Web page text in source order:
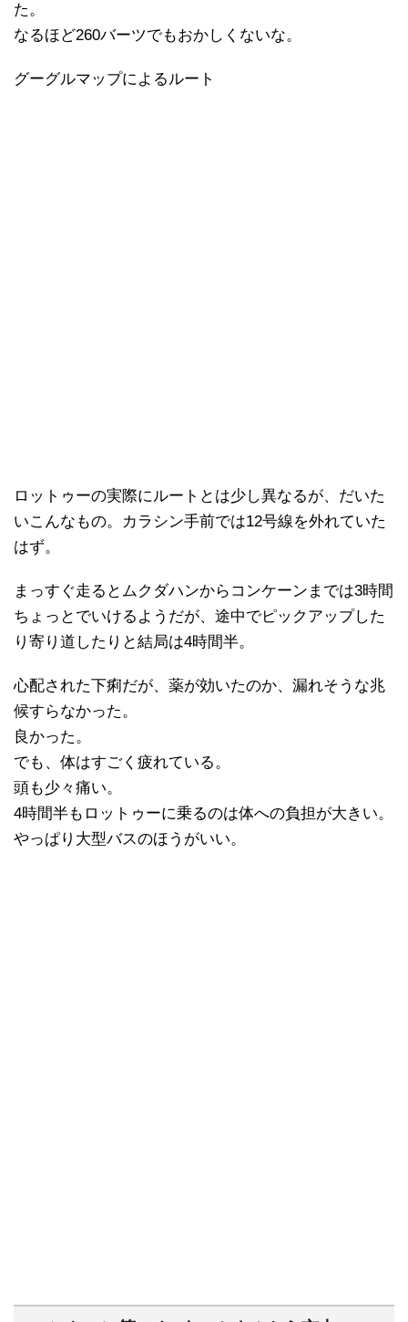
た。
なるほど260バーツでもおかしくないな。
グーグルマップによるルート
ロットゥーの実際にルートとは少し異なるが、だいた
いこんなもの。カラシン手前では12号線を外れていた
はず。
まっすぐ走るとムクダハンからコンケーンまでは3時間
ちょっとでいけるようだが、途中でピックアップした
り寄り道したりと結局は4時間半。
心配された下痢だが、薬が効いたのか、漏れそうな兆
候すらなかった。
良かった。
でも、体はすごく疲れている。
頭も少々痛い。
4時間半もロットゥーに乗るのは体への負担が大きい。
やっぱり大型バスのほうがいい。